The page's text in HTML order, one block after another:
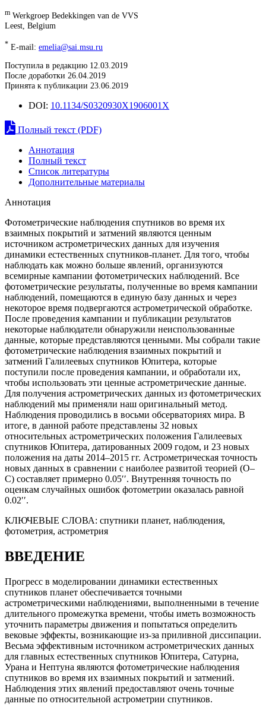
m Werkgroep Bedekkingen van de VVS
Leest, Belgium
* E-mail: emelia@sai.msu.ru
Поступила в редакцию 12.03.2019
После доработки 26.04.2019
Принята к публикации 23.06.2019
DOI: 10.1134/S0320930X1906001X
Полный текст (PDF)
Аннотация
Полный текст
Список литературы
Дополнительные материалы
Аннотация
Фотометрические наблюдения спутников во время их
взаимных покрытий и затмений являются ценным
источником астрометрических данных для изучения
динамики естественных спутников-планет. Для того, чтобы
наблюдать как можно больше явлений, организуются
всемирные кампании фотометрических наблюдений. Все
фотометрические результаты, полученные во время кампании
наблюдений, помещаются в единую базу данных и через
некоторое время подвергаются астрометрической обработке.
После проведения кампании и публикации результатов
некоторые наблюдатели обнаружили неиспользованные
данные, которые представляются ценными. Мы собрали такие
фотометрические наблюдения взаимных покрытий и
затмений Галилеевых спутников Юпитера, которые
поступили после проведения кампании, и обработали их,
чтобы использовать эти ценные астрометрические данные.
Для получения астрометрических данных из фотометрических
наблюдений мы применяли наш оригинальный метод.
Наблюдения проводились в восьми обсерваториях мира. В
итоге, в данной работе представлены 32 новых
относительных астрометрических положения Галилеевых
спутников Юпитера, датированных 2009 годом, и 23 новых
положения на даты 2014–2015 гг. Астрометрическая точность
новых данных в сравнении с наиболее развитой теорией (О–
С) составляет примерно 0.05′′. Внутренняя точность по
оценкам случайных ошибок фотометрии оказалась равной
0.02′′.
КЛЮЧЕВЫЕ СЛОВА: спутники планет, наблюдения,
фотометрия, астрометрия
ВВЕДЕНИЕ
Прогресс в моделировании динамики естественных
спутников планет обеспечивается точными
астрометрическими наблюдениями, выполненными в течение
длительного промежутка времени, чтобы иметь возможность
уточнить параметры движения и попытаться определить
вековые эффекты, возникающие из-за приливной диссипации.
Весьма эффективным источником астрометрических данных
для главных естественных спутников Юпитера, Сатурна,
Урана и Нептуна являются фотометрические наблюдения
спутников во время их взаимных покрытий и затмений.
Наблюдения этих явлений предоставляют очень точные
данные по относительной астрометрии спутников.